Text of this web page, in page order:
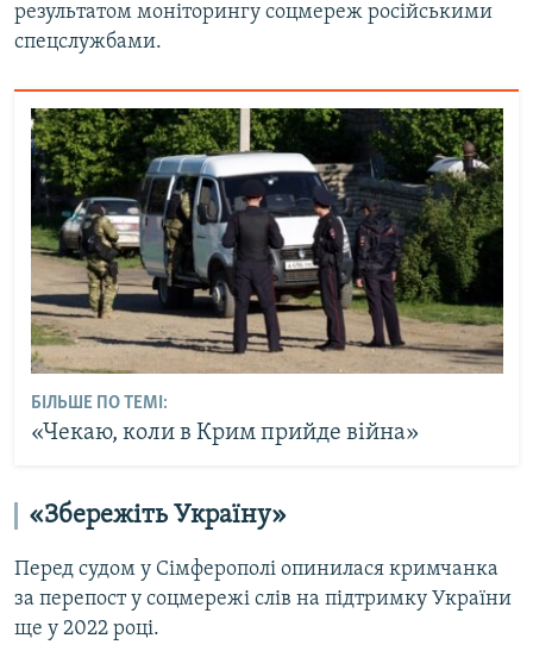
результатом моніторингу соцмереж російськими
спецслужбами.
БІЛЬШЕ ПО ТЕМІ:
«Чекаю, коли в Крим прийде війна»
«Збережіть Україну»
Перед судом у Сімферополі опинилася кримчанка
за перепост у соцмережі слів на підтримку України
ще у 2022 році.